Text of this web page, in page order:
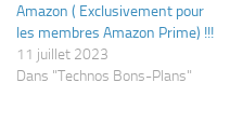
Amazon ( Exclusivement pour
les membres Amazon Prime) !!!
11 juillet 2023
Dans "Technos Bons-Plans"